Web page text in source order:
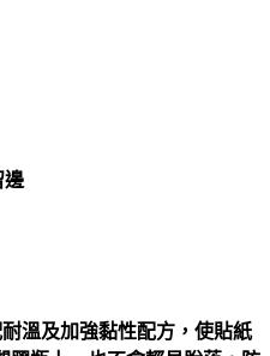
邊
溫及加強黏性配方，使貼紙